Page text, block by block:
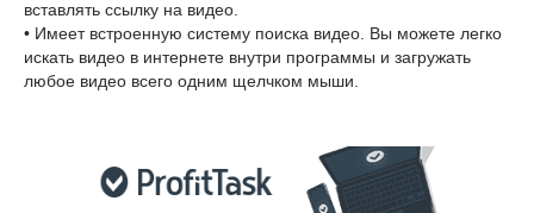
вставлять ссылку на видео.
• Имеет встроенную систему поиска видео. Вы можете легко
искать видео в интернете внутри программы и загружать
любое видео всего одним щелчком мыши.